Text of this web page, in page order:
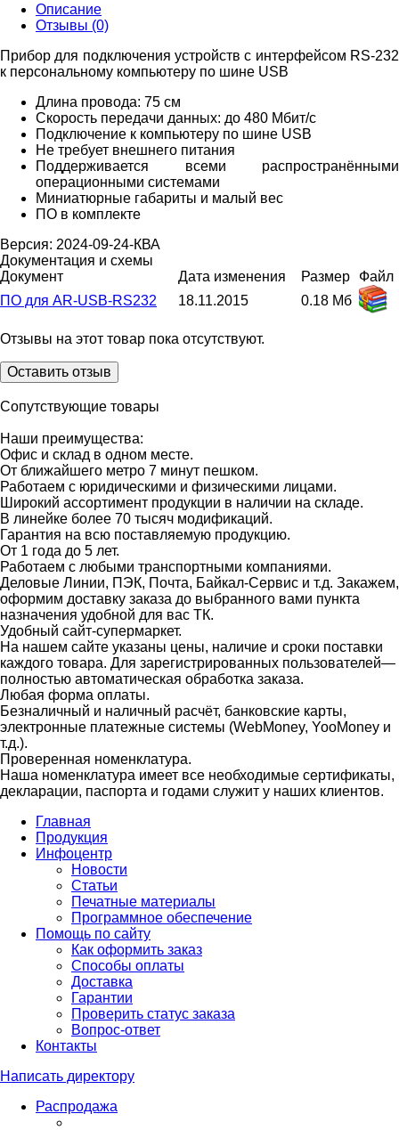
Описание
Отзывы (0)
Прибор для подключения устройств с интерфейсом RS-232
к персональному компьютеру по шине USB
Длина провода: 75 см
Скорость передачи данных: до 480 Мбит/с
Подключение к компьютеру по шине USB
Не требует внешнего питания
Поддерживается всеми распространёнными
операционными системами
Миниатюрные габариты и малый вес
ПО в комплекте
Версия: 2024-09-24-КВА
Документация и схемы
Документ
Дата изменения Размер
Файл
ПО для AR-USB-RS232
18.11.2015 0.18 Мб
Отзывы на этот товар пока отсутствуют.
Оставить отзыв
Сопутствующие товары
Наши преимущества:
Офис и склад в одном месте.
От ближайшего метро 7 минут пешком.
Работаем с юридическими и физическими лицами.
Широкий ассортимент продукции в наличии на складе.
В линейке более 70 тысяч модификаций.
Гарантия на всю поставляемую продукцию.
От 1 года до 5 лет.
Работаем с любыми транспортными компаниями.
Деловые Линии, ПЭК, Почта, Байкал-Сервис и т.д. Закажем,
оформим доставку заказа до выбранного вами пункта
назначения удобной для вас ТК.
Удобный сайт-супермаркет.
На нашем сайте указаны цены, наличие и сроки поставки
каждого товара. Для зарегистрированных пользователей—
полностью автоматическая обработка заказа.
Любая форма оплаты.
Безналичный и наличный расчёт, банковские карты,
электронные платежные системы (WebMoney, YooMoney и
т.д.).
Проверенная номенклатура.
Наша номенклатура имеет все необходимые сертификаты,
декларации, паспорта и годами служит у наших клиентов.
Главная
Продукция
Инфоцентр
Новости
Статьи
Печатные материалы
Программное обеспечение
Помощь по сайту
Как оформить заказ
Способы оплаты
Доставка
Гарантии
Проверить статус заказа
Вопрос-ответ
Контакты
Написать директору
Распродажа